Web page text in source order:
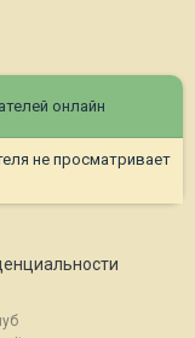
онлайн
не просматривает